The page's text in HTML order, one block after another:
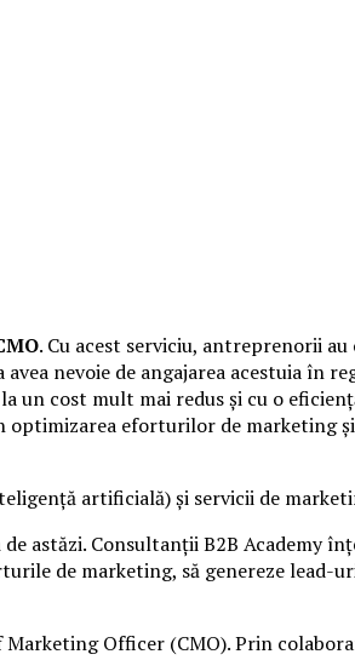
. Cu acest serviciu, antreprenorii
nevoie de angajarea acestuia în
un cost mult mai redus și cu o
optimizarea eforturilor de marketing
artificială) și servicii de
astăzi. Consultanții B2B Academy
de marketing, să genereze lead-
Officer (CMO). Prin